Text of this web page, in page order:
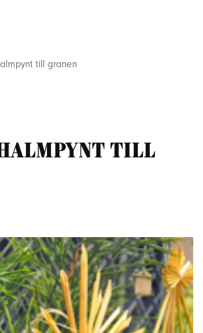
till granen
till